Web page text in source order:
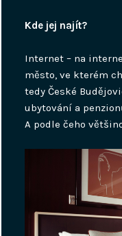
Kde jej najít?
Internet – na
město, ve kterém
tedy České
ubytování a
A podle čeho